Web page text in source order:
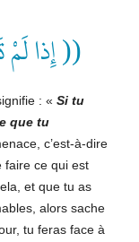
(( إِذا
: « Si tu
que tu
c’est-à-dire
faire ce qui est
et que tu as
alors sache
tu feras face à